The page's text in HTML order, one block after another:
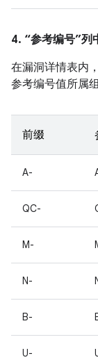
4. “参考编号”列
在漏洞详情表内
参考编号值所属
前缀
A-
QC-
M-
N-
B-
U-